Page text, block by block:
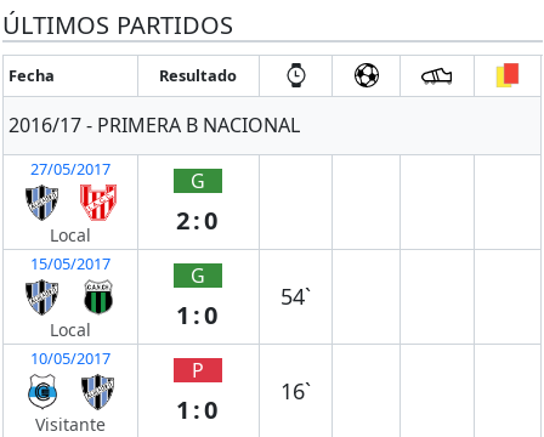
ÚLTIMOS PARTIDOS
Fecha Resultado
2016/17 - PRIMERA B NACIONAL
27/05/2017
Local
G
2:0
15/05/2017
Local
G
1:0
54`
10/05/2017
Visitante
P
1:0
16`